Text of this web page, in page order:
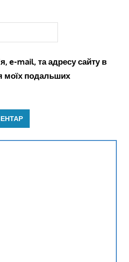
e-mail, та адресу сайту в
моїх подальших